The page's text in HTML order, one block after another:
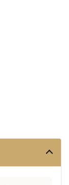
öffnen